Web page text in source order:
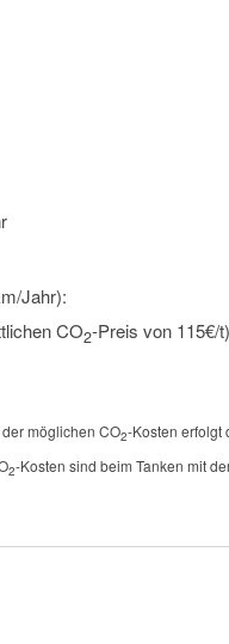
Jahr):
CO2-Preis von 115€/t)
möglichen CO2-Kosten erfolgt
2-Kosten sind beim Tanken mit